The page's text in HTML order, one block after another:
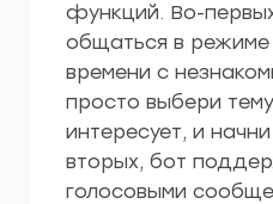
функций. Во-
общаться в режиме
времени с
просто выбери
интересует, и
вторых, бот
голосовыми